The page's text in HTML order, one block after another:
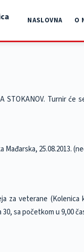
NASLOVNA O
STOKANOV. Turnir će
25.08.2013.
za veterane (Kolenica
sa početkom u 9,00